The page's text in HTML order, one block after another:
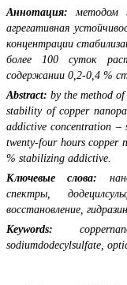
Аннотация: методом
агрегативная
концентрации
более 100 суток
содержании 0,2-0,4 %
Abstract: by the method
stability of copper
addictive concentration –
twenty-four hours copper
% stabilizing addictive.
Ключевые слова:
спектры,
восстановление,
Keywords:
sodiumdodecylsulfate,